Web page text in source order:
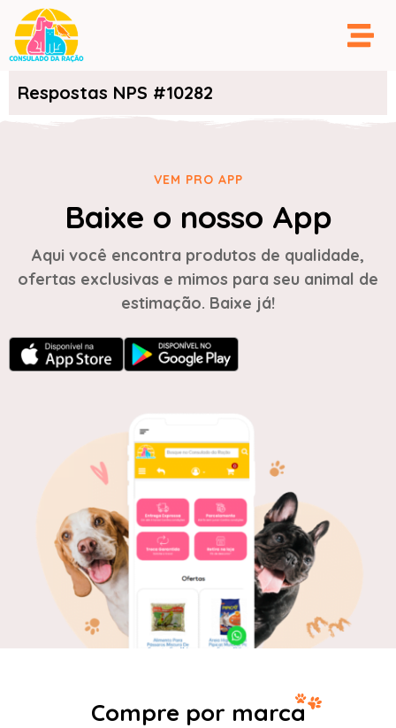
Respostas NPS #10282
VEM PRO APP
Baixe o nosso App
Aqui você encontra produtos de qualidade,
ofertas exclusivas e mimos para seu animal de
estimação. Baixe já!
Compre por marca